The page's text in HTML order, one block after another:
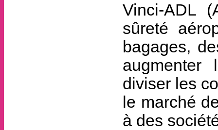
Vinci-ADL
sûreté
bagages,
augmenter
diviser les
le marché
à des